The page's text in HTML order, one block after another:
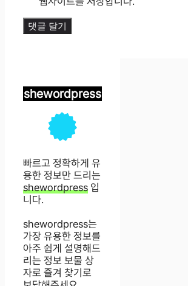
shewordpress
빠르고 정확하게 유
용한 정보만 드리는
shewordpress 입
니다.
shewordpress는
가장 유용한 정보를
아주 쉽게 설명해드
리는 정보 보물 상
자로 즐겨 찾기로